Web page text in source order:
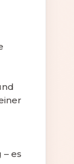
es